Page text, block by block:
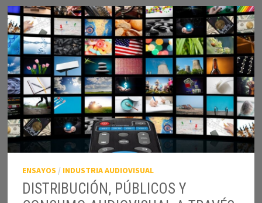
ENSAYOS / INDUSTRIA AUDIOVISUAL
DISTRIBUCIÓN, PÚBLICOS Y